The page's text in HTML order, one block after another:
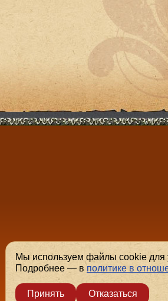
Мы используем файлы cookie для
Подробнее — в политике в
Принять Отказаться